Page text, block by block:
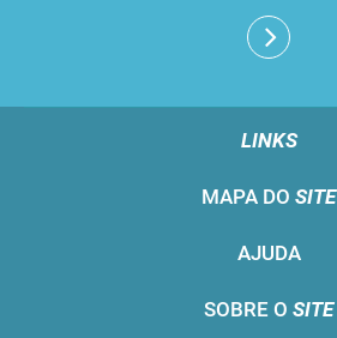
LINKS
MAPA DO SITE
AJUDA
SOBRE O SITE